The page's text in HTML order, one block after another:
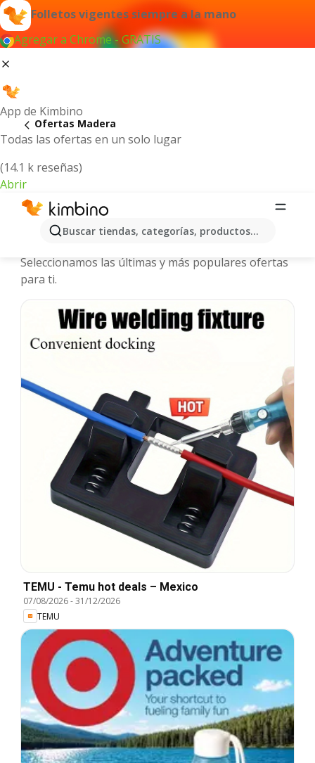
Folletos vigentes siempre a la mano
Agregar a Chrome - GRATIS
App de Kimbino
Todas las ofertas en un solo lugar
(14.1 k reseñas)
Abrir
Buscar tiendas, categorías, productos...
Ofertas Madera
Madera - Folletos y ofertas más
Seleccionamos las últimas y más populares ofertas
para ti.
TEMU - Temu hot deals – Mexico
07/08/2026-31/12/2026
TEMU